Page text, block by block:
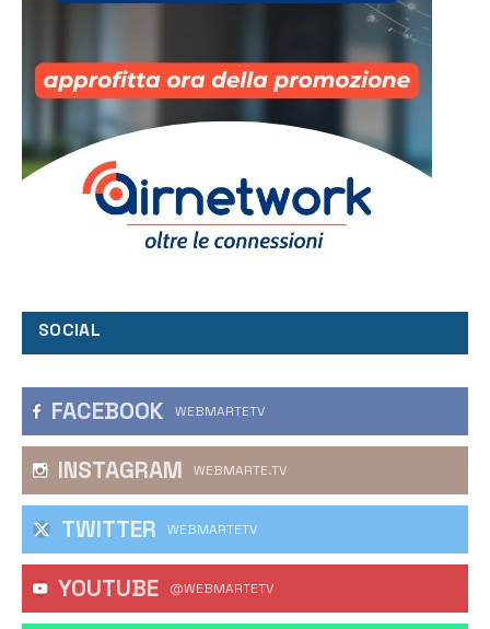
SOCIAL
FACEBOOK WEBMARTETV
INSTAGRAM WEBMARTE.TV
TWITTER WEBMARTETV
YOUTUBE @WEBMARTETV